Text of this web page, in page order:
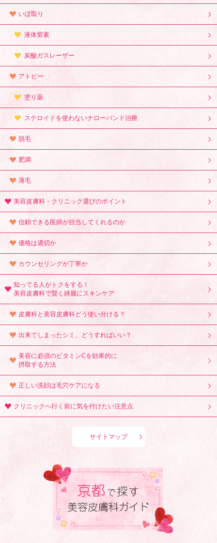
いぼ取り
液体窒素
炭酸ガスレーザー
アトピー
塗り薬
ステロイドを使わないナローバンド治療
脱毛
肥満
薄毛
美容皮膚科・クリニック選びのポイント
信頼できる医師が担当してくれるのか
価格は適切か
カウンセリングが丁寧か
知ってる人がトクをする！
美容皮膚科で賢く綺麗にスキンケア
皮膚科と美容皮膚科どう使い分ける？
出来てしまったシミ、どうすればいい？
美容に必須のビタミンCを効果的に
摂取する方法
正しい洗顔は毛穴ケアになる
クリニックへ行く前に気を付けたい注意点
サイトマップ